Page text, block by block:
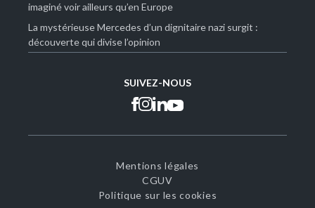
imaginé voir ailleurs qu’en Europe
La mystérieuse Mercedes d’un dignitaire nazi surgit :
découverte qui divise l’opinion
SUIVEZ-NOUS
Mentions légales
CGUV
Politique sur les cookies